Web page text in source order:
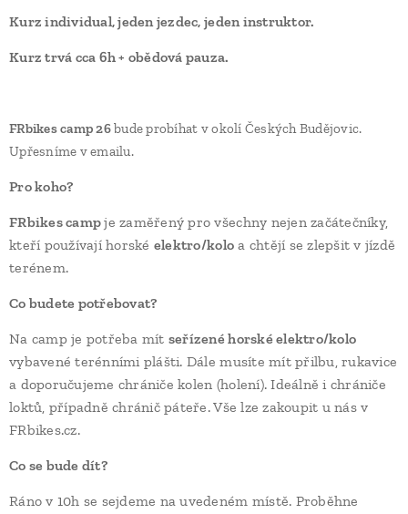
Kurz individual, jeden jezdec, jeden instruktor.
Kurz trvá cca 6h + obědová pauza.
FRbikes camp 26bude probíhat v okolí Českých Budějovic.
Upřesníme v emailu.
Pro koho?
FRbikes campje zaměřený pro všechny nejen začátečníky,
kteří používají horské elektro/kolo a chtějí se zlepšit v jízdě
terénem.
Co budete potřebovat?
Na camp je potřeba mít seřízené horské elektro/kolo
vybavené terénními plášti. Dále musíte mít přilbu, rukavice
a doporučujeme chrániče kolen (holení). Ideálně i chrániče
loktů, případně chránič páteře. Vše lze zakoupit u nás v
FRbikes.cz.
Co se bude dít?
Ráno v 10h se sejdeme na uvedeném místě. Proběhne